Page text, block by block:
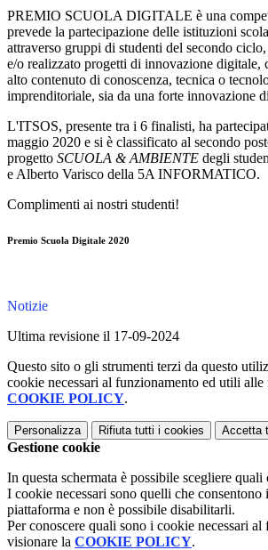
PREMIO SCUOLA DIGITALE è una
prevede la partecipazione delle istituzioni
attraverso gruppi di studenti del secondo
e/o realizzato progetti di innovazione digitale,
alto contenuto di conoscenza, tecnica o
imprenditoriale, sia da una forte innovazione
L'ITSOS, presente tra i 6 finalisti, ha
maggio 2020 e si è classificato al secondo
progetto SCUOLA & AMBIENTE degli
e Alberto Varisco della 5A INFORMATICO.
Complimenti ai nostri studenti!
Premio Scuola Digitale 2020
Notizie
Ultima revisione il 17-09-2024
Questo sito o gli strumenti terzi da questo
cookie necessari al funzionamento ed utili
COOKIE POLICY.
Personalizza Rifiuta tutti i cookies Accetta
Gestione cookie
In questa schermata è possibile scegliere
I cookie necessari sono quelli che
piattaforma e non è possibile disabilitarli.
Per conoscere quali sono i cookie necessari
visionare la COOKIE POLICY.